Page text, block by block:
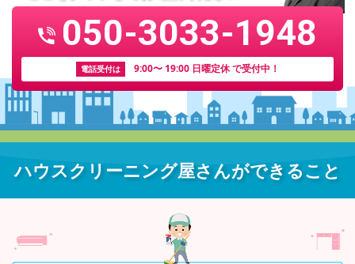
050-3033-1948
電話受付は 9:00〜 19:00 日曜定休 で受付中！
ハウスクリーニング屋さんができること